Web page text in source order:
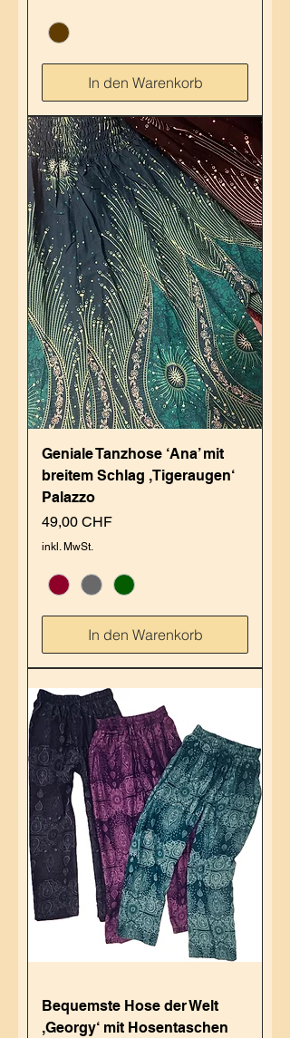
In den Warenkorb
Geniale Tanzhose ‘Ana’ mit
breitem Schlag ,Tigeraugen‘
Palazzo
Preis
49,00 CHF
inkl. MwSt.
In den Warenkorb
Bequemste Hose der Welt
,Georgy‘ mit Hosentaschen